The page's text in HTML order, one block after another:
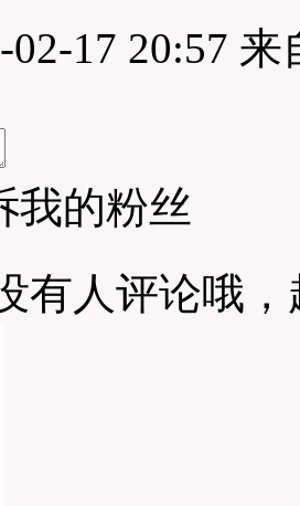
02-17 20:57 来
我的粉丝
有人评论哦